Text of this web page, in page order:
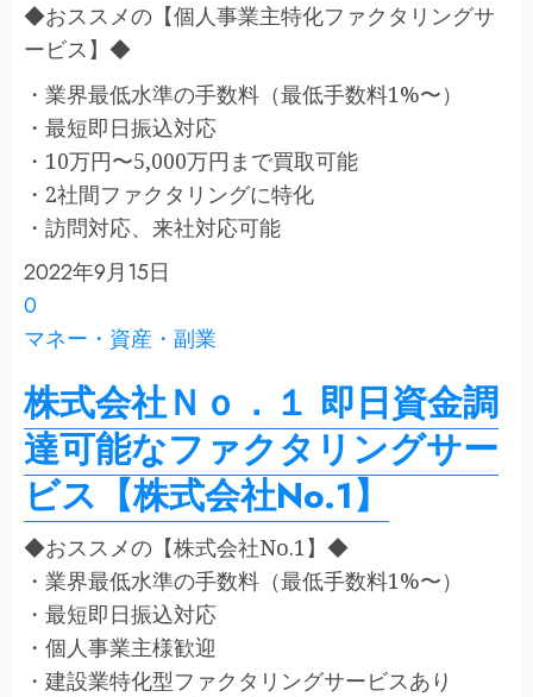
◆おススメの【個人事業主特化ファクタリングサ
ービス】◆
・業界最低水準の手数料（最低手数料1%〜）
・最短即日振込対応
・10万円〜5,000万円まで買取可能
・2社間ファクタリングに特化
・訪問対応、来社対応可能
2022年9月15日
0
マネー・資産・副業
株式会社Ｎｏ．１ 即日資金調
達可能なファクタリングサー
ビス【株式会社No.1】
◆おススメの【株式会社No.1】◆
・業界最低水準の手数料（最低手数料1%〜）
・最短即日振込対応
・個人事業主様歓迎
・建設業特化型ファクタリングサービスあり